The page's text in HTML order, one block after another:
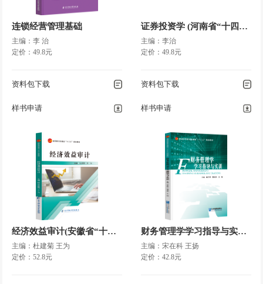
模块三 管理创新
项目八 管理创新
……………………………………………………………………………
229
……………………………………………………………… 234
……………………………………………… 238
◎ 项目小结
…………………………………………………………………………
◎ 复习思考题
………………………………………………………………………
参考文献
245
连锁经营管理基础
主编：李 治
定价：49.8元
资料包下载
样书申请
证券投资学 (河南省“十四五”国家规划教材)
主编：李治
定价：49.8元
资料包下载
样书申请
经济效益审计(安徽省“十三五”国家规划教材)
主编：杜建菊 王为
定价：52.8元
财务管理学学习指导与实训(安徽省“十三五”国家规划教材)
主编：宋在科 王扬
定价：42.8元